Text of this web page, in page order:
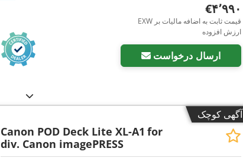
‎€۴٬۹۹۰
EXW قیمت ثابت به اضافه مالیات بر
ارزش افزوده
ارسال درخواست
آگهی کوچک
Canon POD Deck Lite XL-A1 for
div. Canon imagePRESS